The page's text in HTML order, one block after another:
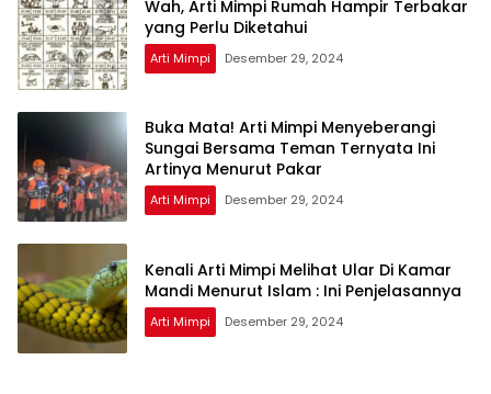
Wah, Arti Mimpi Rumah Hampir Terbakar
yang Perlu Diketahui
Arti Mimpi Desember 29, 2024
Buka Mata! Arti Mimpi Menyeberangi
Sungai Bersama Teman Ternyata Ini
Artinya Menurut Pakar
Arti Mimpi Desember 29, 2024
Kenali Arti Mimpi Melihat Ular Di Kamar
Mandi Menurut Islam : Ini Penjelasannya
Arti Mimpi Desember 29, 2024